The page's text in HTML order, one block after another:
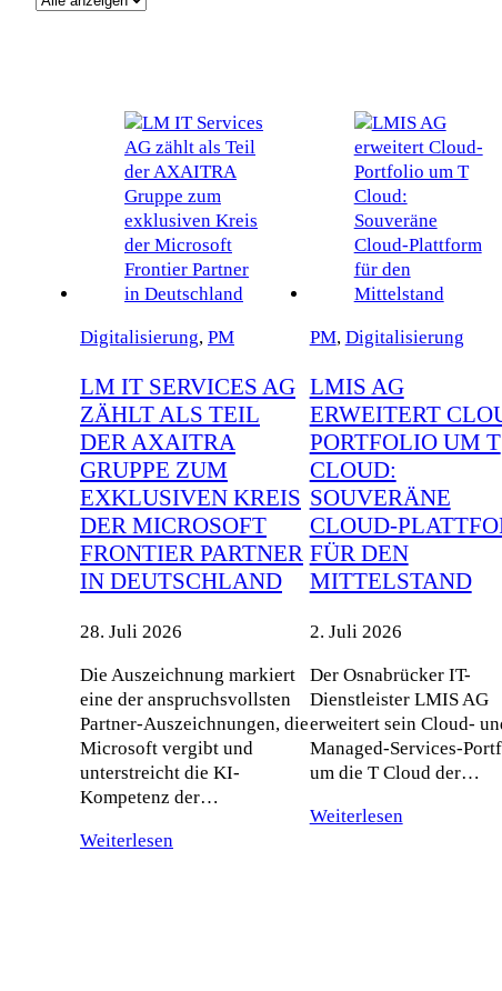
Digitalisierung, PM
LM IT SERVICES AG
ZÄHLT ALS TEIL
DER AXAITRA
GRUPPE ZUM
EXKLUSIVEN KREIS
DER MICROSOFT
FRONTIER PARTNER
IN DEUTSCHLAND
28. Juli 2026
Die Auszeichnung markiert
eine der anspruchsvollsten
Partner-Auszeichnungen, die
Microsoft vergibt und
unterstreicht die KI-
Kompetenz der…
Weiterlesen
PM, Digitalisierung
LMIS AG
ERWEITERT
PORTFOLIO UM T
CLOUD:
SOUVERÄNE
CLOUD-
FÜR DEN
MITTELSTAND
2. Juli 2026
Der Osnabrücker IT-
Dienstleister LMIS AG
erweitert sein Cloud-
Managed-Services-
um die T Cloud der…
Weiterlesen